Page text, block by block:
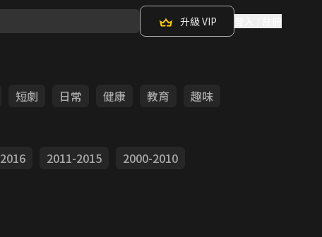
升級 VIP
短劇 日常 健康 教育
趣味
2016 2011-2015
2000-2010